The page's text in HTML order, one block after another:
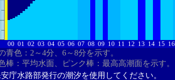
00 01 02 03 04 05 06 07 08 09 10 11 12 13 14 15 16
青色：2～4分、6～8分を示す。
棒：平均水面、ピンク棒：最高高潮面を示す。
庁水路部発行の潮汐を使用してください。